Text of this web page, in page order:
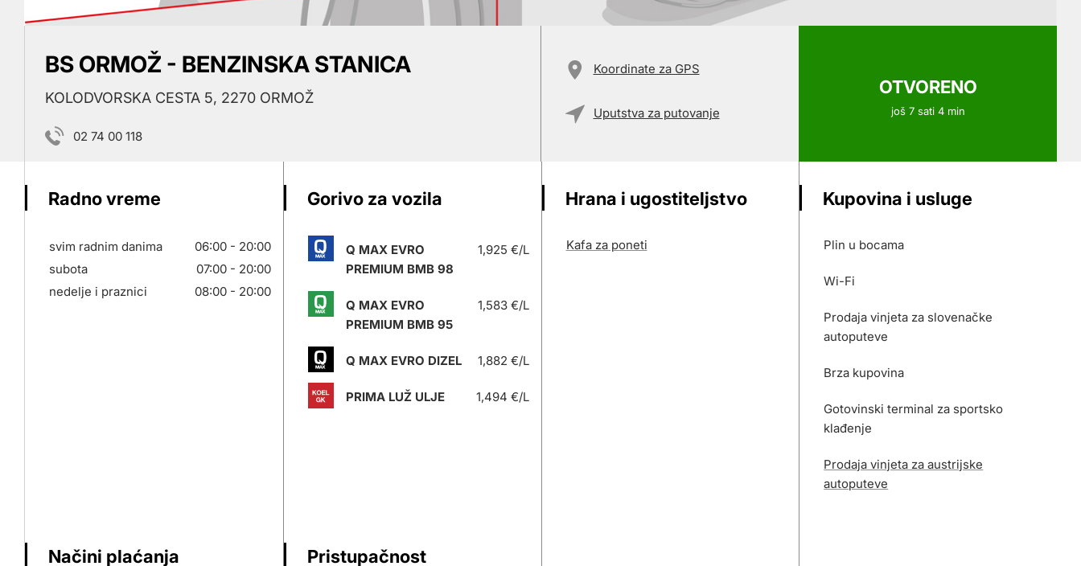
OTVORENO
još 7 sati 4 min
BS ORMOŽ - BENZINSKA STANICA
KOLODVORSKA CESTA 5, 2270 ORMOŽ
02 74 00 118
Koordinate za GPS
Uputstva za putovanje
Radno vreme
svim radnim danima
06:00 - 20:00
subota
07:00 - 20:00
nedelje i praznici
08:00 - 20:00
Gorivo za vozila
Q MAX EVRO
PREMIUM BMB 98
1,925 €/L
Q MAX EVRO
PREMIUM BMB 95
1,583 €/L
Q MAX EVRO DIZEL 1,882 €/L
PRIMA LUŽ ULJE 1,494 €/L
Hrana i ugostiteljstvo
Kafa za poneti
Kupovina i usluge
Plin u bocama
Wi-Fi
Prodaja vinjeta za slovenačke
autoputeve
Brza kupovina
Gotovinski terminal za sportsko
klađenje
Prodaja vinjeta za austrijske
autoputeve
Načini plaćanja Pristupačnost